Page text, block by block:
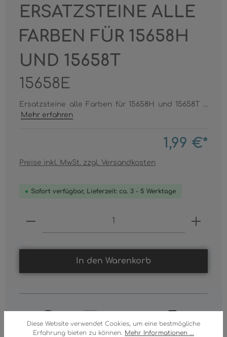
Diese Website verwendet Cookies, um eine bestmögliche
Erfahrung bieten zu können. Mehr Informationen ...
ERSATZSTEINE ALLE
FARBEN FÜR 15658H
UND 15658T
15658E
Ersatzsteine alle Farben für 15658H und 15658T ...
Mehr erfahren
1,99 €*
Preise inkl. MwSt. zzgl. Versandkosten
Sofort verfügbar, Lieferzeit: ca. 3 - 5 Werktage
Produkt Anzahl: Gib den
In den Warenkorb